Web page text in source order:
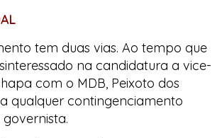
tem duas vias. Ao tempo que
na candidatura a vice-
com o MDB, Peixoto dos
qualquer contingenciamento